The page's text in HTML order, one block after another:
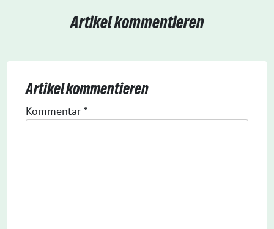
Artikel kommentieren
Artikel kommentieren
Kommentar *